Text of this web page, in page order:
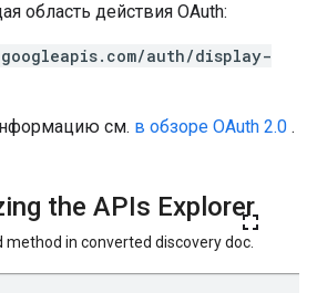
область действия OAuth:
auth/display-
см. в обзоре OAuth 2.0 .